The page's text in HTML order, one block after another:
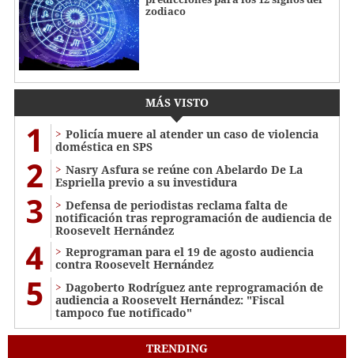
zodiaco
MÁS VISTO
1
Policía muere al atender un caso de violencia
doméstica en SPS
2
Nasry Asfura se reúne con Abelardo De La
Espriella previo a su investidura
3
Defensa de periodistas reclama falta de
notificación tras reprogramación de audiencia de
Roosevelt Hernández
4
Reprograman para el 19 de agosto audiencia
contra Roosevelt Hernández
5
Dagoberto Rodríguez ante reprogramación de
audiencia a Roosevelt Hernández: "Fiscal
tampoco fue notificado"
TRENDING